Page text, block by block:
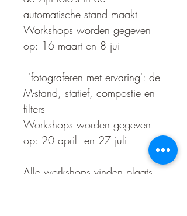
automatische stand maakt
Workshops worden gegeven
op: 16 maart en 8 jui
- 'fotograferen met ervaring': de
M-stand, statief, compostie en
filters
Workshops worden gegeven
op: 20 april  en 27 juli
Alle workshops vinden plaats